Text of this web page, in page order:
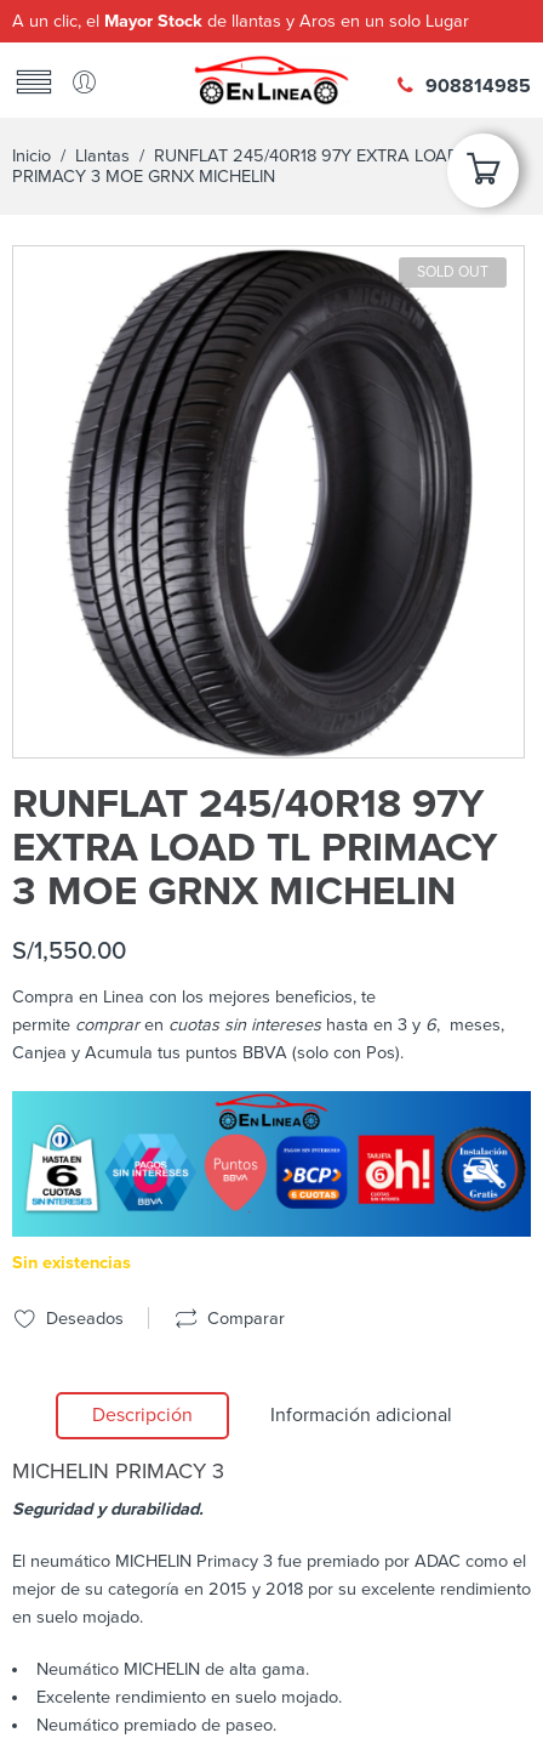
A un clic, el Mayor Stock de llantas y Aros en un solo Lugar
908814985
Inicio / Llantas / RUNFLAT 245/40R18 97Y EXTRA LOAD TL
PRIMACY 3 MOE GRNX MICHELIN
SOLD OUT
RUNFLAT 245/40R18 97Y
EXTRA LOAD TL PRIMACY
3 MOE GRNX MICHELIN
S/1,550.00
Compra en Linea con los mejores beneficios, te
permite compraren cuotas sin intereseshasta en 3 y 6, meses,
Canjea y Acumula tus puntos BBVA (solo con Pos).
Sin existencias
Deseados Comparar
Descripción Información adicional
MICHELIN PRIMACY 3
Seguridad y durabilidad.
El neumático MICHELIN Primacy 3 fue premiado por ADAC como el
mejor de su categoría en 2015 y 2018 por su excelente rendimiento
en suelo mojado.
Neumático MICHELIN de alta gama.
Excelente rendimiento en suelo mojado.
Neumático premiado de paseo.